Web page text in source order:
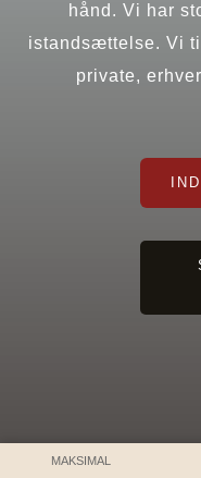
hånd. Vi har
istandsættelse. Vi
private,
MAKSIMAL